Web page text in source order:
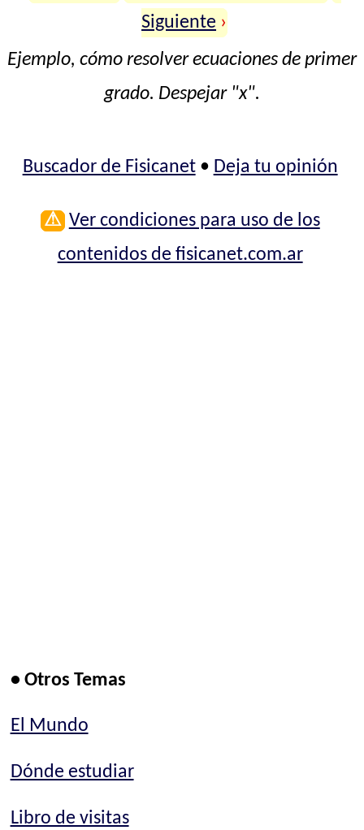
Siguiente ›
Ejemplo, cómo resolver ecuaciones de primer
grado. Despejar "x".
Buscador de Fisicanet• Deja tu opinión
⚠ Ver condiciones para uso de los
contenidos de fisicanet.com.ar
• Otros Temas
El Mundo
Dónde estudiar
Libro de visitas